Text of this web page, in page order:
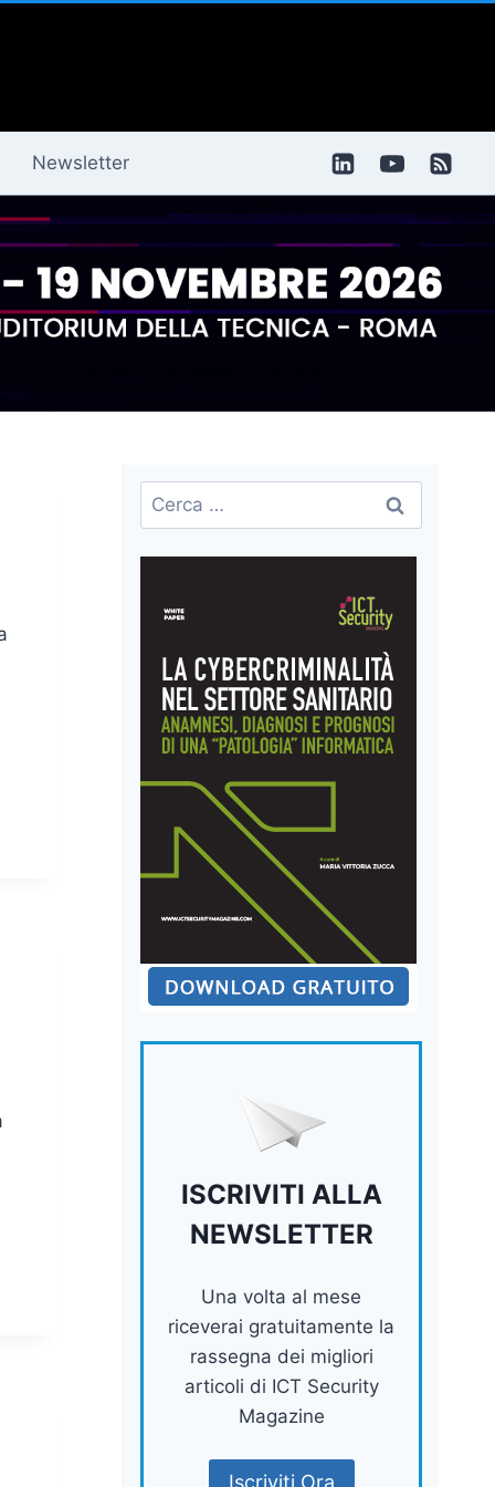
Newsletter
Ricerca
per:
ISCRIVITI ALLA
NEWSLETTER
Una volta al mese
riceverai gratuitamente la
rassegna dei migliori
articoli di ICT Security
Magazine
Iscriviti Ora